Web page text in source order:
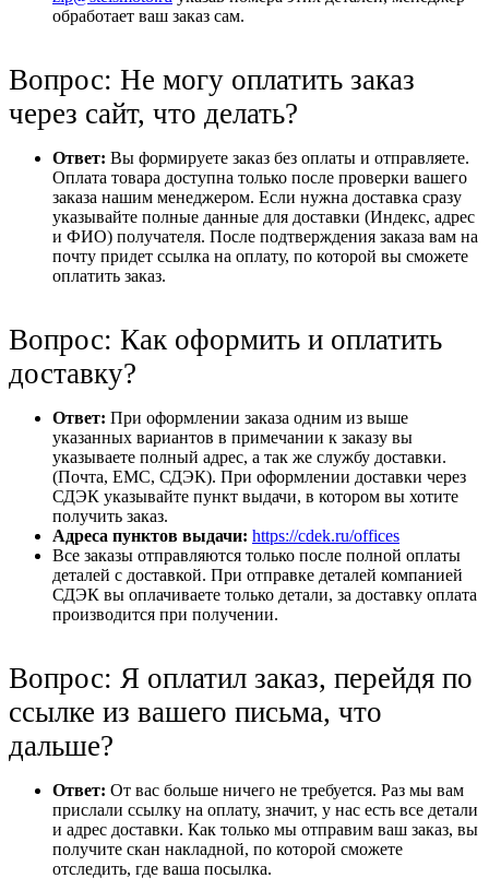
обработает ваш заказ сам.
Вопрос: Не могу оплатить заказ
через сайт, что делать?
Ответ: Вы формируете заказ без оплаты и отправляете.
Оплата товара доступна только после проверки вашего
заказа нашим менеджером. Если нужна доставка сразу
указывайте полные данные для доставки (Индекс, адрес
и ФИО) получателя. После подтверждения заказа вам на
почту придет ссылка на оплату, по которой вы сможете
оплатить заказ.
Вопрос: Как оформить и оплатить
доставку?
Ответ: При оформлении заказа одним из выше
указанных вариантов в примечании к заказу вы
указываете полный адрес, а так же службу доставки.
(Почта, ЕМС, СДЭК). При оформлении доставки через
СДЭК указывайте пункт выдачи, в котором вы хотите
получить заказ.
Адреса пунктов выдачи: https://cdek.ru/offices
Все заказы отправляются только после полной оплаты
деталей с доставкой. При отправке деталей компанией
СДЭК вы оплачиваете только детали, за доставку оплата
производится при получении.
Вопрос: Я оплатил заказ, перейдя по
ссылке из вашего письма, что
дальше?
Ответ: От вас больше ничего не требуется. Раз мы вам
прислали ссылку на оплату, значит, у нас есть все детали
и адрес доставки. Как только мы отправим ваш заказ, вы
получите скан накладной, по которой сможете
отследить, где ваша посылка.